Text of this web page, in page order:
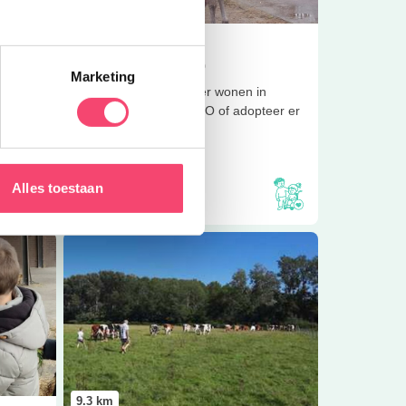
Marketing
Alles toestaan
in
Inclusief
Dierenpark Zie-Zoo
Ontdek welke dieren er wonen in
zorgdierentuin Zie-ZOO of adopteer er
zelf een!
Lees meer
bij Volkelse Hooiberg
9.3 km
Lees meer Koeiendans op Tweede Paasdag – een